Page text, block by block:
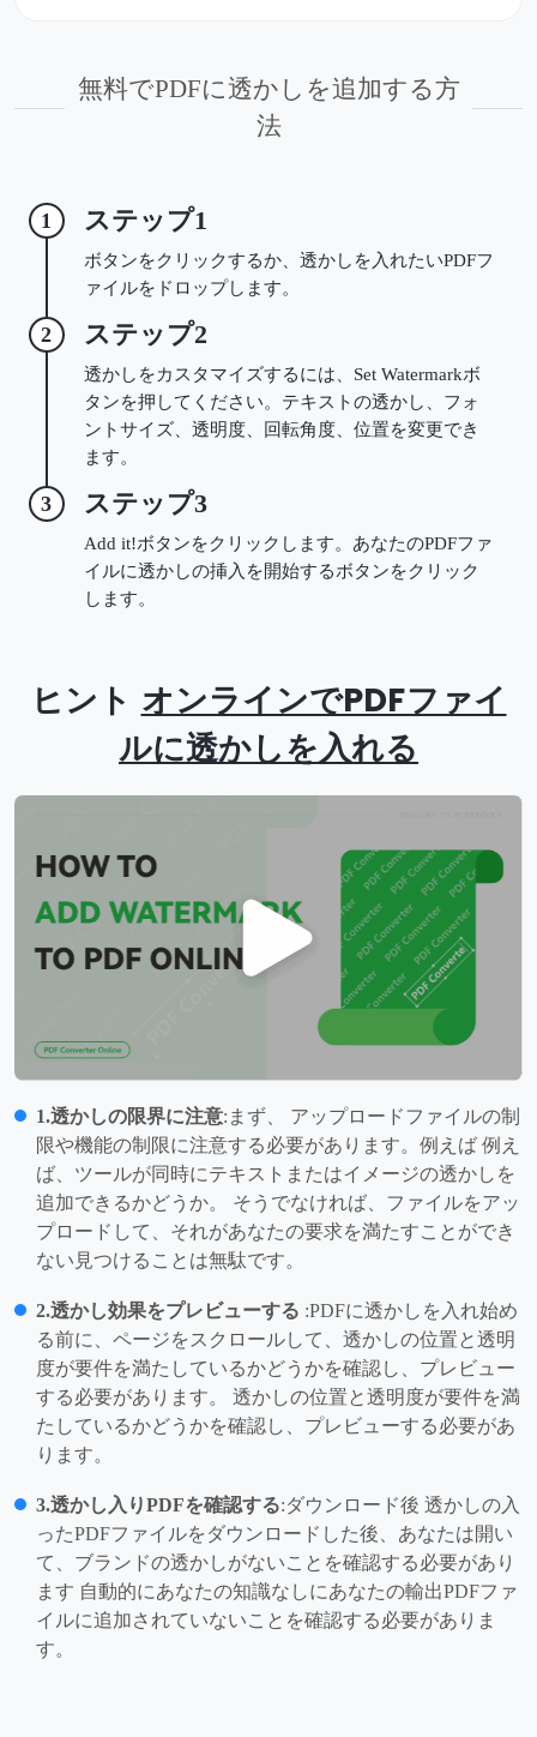
無料でPDFに透かしを追加する方
法
1 ステップ1
ボタンをクリックするか、透かしを入れたいPDFフ
ァイルをドロップします。
2 ステップ2
透かしをカスタマイズするには、Set Watermarkボ
タンを押してください。テキストの透かし、フォ
ントサイズ、透明度、回転角度、位置を変更でき
ます。
3 ステップ3
Add it!ボタンをクリックします。あなたのPDFファ
イルに透かしの挿入を開始するボタンをクリック
します。
ヒントオンラインでPDFファイ
ルに透かしを入れる
1.透かしの限界に注意:まず、 アップロードファイルの制
限や機能の制限に注意する必要があります。例えば 例え
ば、ツールが同時にテキストまたはイメージの透かしを
追加できるかどうか。 そうでなければ、ファイルをアッ
プロードして、それがあなたの要求を満たすことができ
ない見つけることは無駄です。
2.透かし効果をプレビューする :PDFに透かしを入れ始め
る前に、ページをスクロールして、透かしの位置と透明
度が要件を満たしているかどうかを確認し、プレビュー
する必要があります。 透かしの位置と透明度が要件を満
たしているかどうかを確認し、プレビューする必要があ
ります。
3.透かし入りPDFを確認する:ダウンロード後 透かしの入
ったPDFファイルをダウンロードした後、あなたは開い
て、ブランドの透かしがないことを確認する必要があり
ます 自動的にあなたの知識なしにあなたの輸出PDFファ
イルに追加されていないことを確認する必要がありま
す。